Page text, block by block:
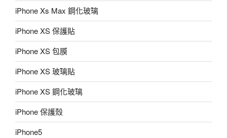
iPhone Xs Max 鋼化玻璃
iPhone XS 保護貼
iPhone XS 包膜
iPhone XS 玻璃貼
iPhone XS 鋼化玻璃
iPhone 保護殼
iPhone5